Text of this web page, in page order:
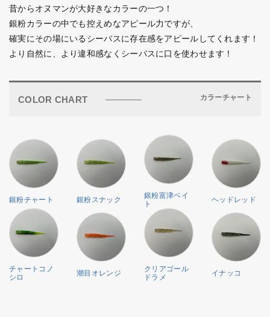
昔からオヌマンが大好きなカラーの一つ！
銀粉カラーの中でも控えめなアピール力ですが、
確実にその場にいるシーバスに存在感をアピールしてくれます！
より自然に、より違和感なくシーバスに口を使わせます！
COLOR CHART カラーチャート
銀粉チャート 銀粉スナック
銀粉富津ベイ
ト
ヘッドレッド
チャートコノ
シロ
潮目オレンジ
クリアゴール
ドラメ
イナッコ